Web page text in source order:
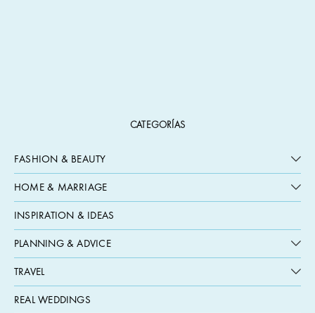
CATEGORÍAS
FASHION & BEAUTY
HOME & MARRIAGE
INSPIRATION & IDEAS
PLANNING & ADVICE
TRAVEL
REAL WEDDINGS